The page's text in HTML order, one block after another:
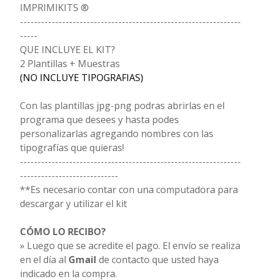
IMPRIMIKITS ®
---------------------------------------------------------------
-----
QUE INCLUYE EL KIT?
2 Plantillas + Muestras
(NO INCLUYE TIPOGRAFIAS)
Con las plantillas jpg-png podras abrirlas en el
programa que desees y hasta podes
personalizarlas agregando nombres con las
tipografías que quieras!
---------------------------------------------------------------
----------------------------
**Es necesario contar con una computadora para
descargar y utilizar el kit
CÓMO LO RECIBO?
» Luego que se acredite el pago. El envío se realiza
en el día al Gmail de contacto que usted haya
indicado en la compra.